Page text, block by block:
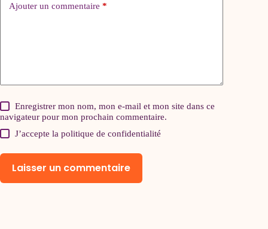
Ajouter un commentaire *
Enregistrer mon nom, mon e-mail et mon site dans ce
navigateur pour mon prochain commentaire.
J’accepte lapolitique de confidentialité
Laisser un commentaire